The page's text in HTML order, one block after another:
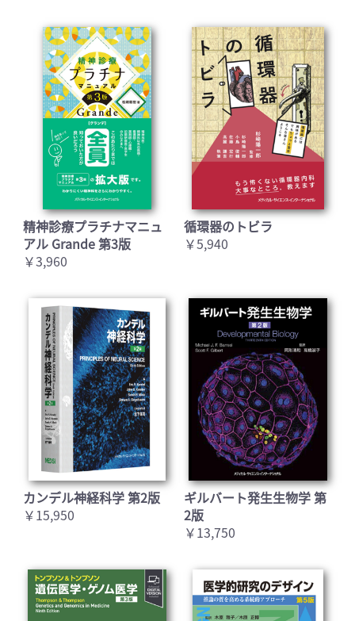
精神診療プラチナマニュ
アル Grande 第3版
￥3,960
循環器のトビラ
￥5,940
カンデル神経科学 第2版
￥15,950
ギルバート発生生物学 第
2版
￥13,750